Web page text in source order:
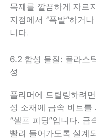
목재를 깔끔하게 자르
지점에서 “폭발”하거
니다.
6.2 합성 물질: 플라스
성
폴리머에 드릴링하려
성 소재에 금속 비트를
“셀프 피딩”입니다. 금
빨려 들어가도록 설계